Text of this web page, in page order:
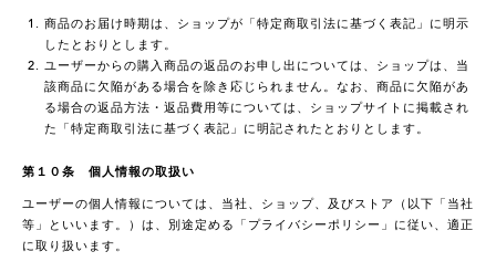
商品のお届け時期は、ショップが「特定商取引法に基づく表記」に明示
したとおりとします。
ユーザーからの購入商品の返品のお申し出については、ショップは、当
該商品に欠陥がある場合を除き応じられません。なお、商品に欠陥があ
る場合の返品方法・返品費用等については、ショップサイトに掲載され
た「特定商取引法に基づく表記」に明記されたとおりとします。
第１０条 個人情報の取扱い
ユーザーの個人情報については、当社、ショップ、及びストア（以下「当社
等」といいます。）は、別途定める「プライバシーポリシー」に従い、適正
に取り扱います。